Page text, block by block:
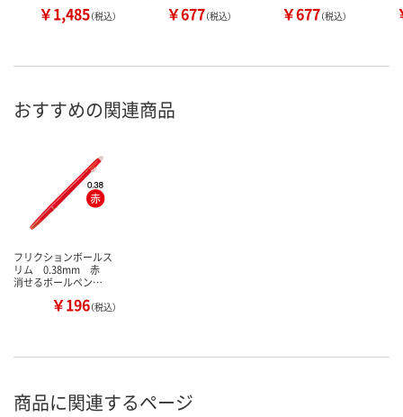
￥1,485（税込） ￥677（税込） ￥677（税込）
おすすめの関連商品
フリクションボールス
リム 0.38mm 赤
消せるボールペン…
￥196（税込）
商品に関連するページ